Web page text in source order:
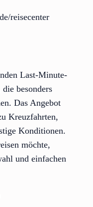
reisecenter
Last-Minute-
besonders
Das Angebot
Kreuzfahrten,
Konditionen.
möchte,
und einfachen